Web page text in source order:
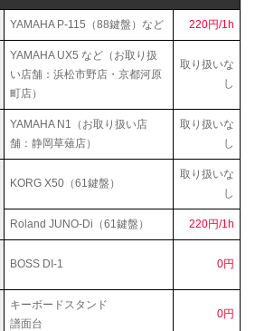
YAMAHA P-115（88鍵盤）など 220円/1h
YAMAHA UX5 など（お取り扱
い店舗：浜松市野店・京都河原
町店）
取り扱いな
し
YAMAHA N1（お取り扱い店
舗：静岡草薙店）
取り扱いな
し
KORG X50（61鍵盤）
取り扱いな
し
Roland JUNO-Di（61鍵盤） 220円/1h
BOSS DI-1 0円
キーボードスタンド
譜面台
0円